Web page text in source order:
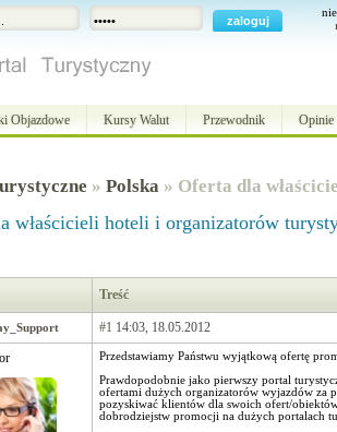
Objazdowe Kursy Walut Przewodnik Opinie
» Polska » Oferta dla
właścicieli hoteli i organizatorów
Treść
#1 14:03, 18.05.2012
Przedstawiamy Państwu wyjątkową ofertę
Prawdopodobnie jako pierwszy portal
ofertami dużych organizatorów wyjazdów za
pozyskiwać klientów dla swoich ofert/
dobrodziejstw promocji na dużych portalach